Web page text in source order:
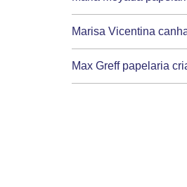
Marisa Vicentina
Max Greff papelaria